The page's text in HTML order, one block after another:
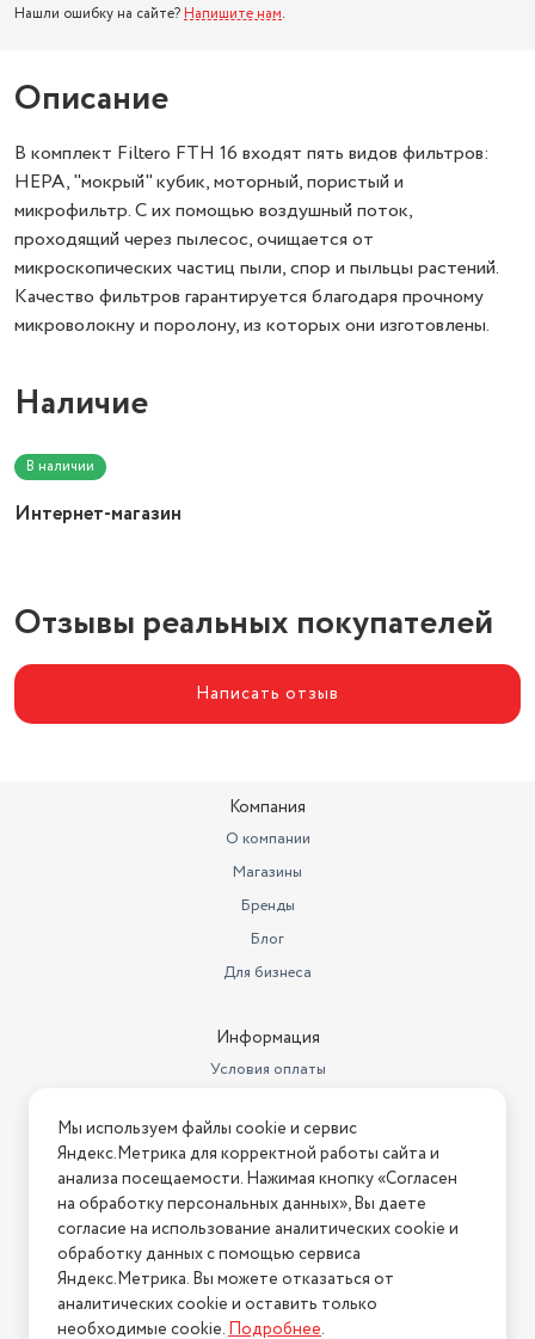
Нашли ошибку на сайте? Напишите нам.
Описание
В комплект Filtero FTH 16 входят пять видов фильтров:
НЕРА, "мокрый" кубик, моторный, пористый и
микрофильтр. С их помощью воздушный поток,
проходящий через пылесос, очищается от
микроскопических частиц пыли, спор и пыльцы растений.
Качество фильтров гарантируется благодаря прочному
микроволокну и поролону, из которых они изготовлены.
Наличие
Интернет-магазин
В наличии
Отзывы реальных покупателей
Написать отзыв
Компания
О компании
Магазины
Бренды
Блог
Для бизнеса
Информация
Условия оплаты
Условия возврата
Нашли ошибку на сайте? Напишите нам
2026 © Интернет-магазин "АстМаркет". У нас есть всё!
Политика конфиденциальности
Мы используем файлы cookie и сервис
Яндекс.Метрика для корректной работы сайта и
анализа посещаемости. Нажимая кнопку «Согласен
на обработку персональных данных», Вы даете
согласие на использование аналитических cookie и
обработку данных с помощью сервиса
Яндекс.Метрика. Вы можете отказаться от
аналитических cookie и оставить только
необходимые cookie.Подробнее.